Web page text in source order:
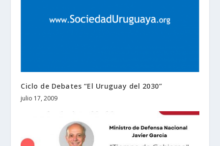
Ciclo de Debates “El Uruguay del 2030”
julio 17, 2009